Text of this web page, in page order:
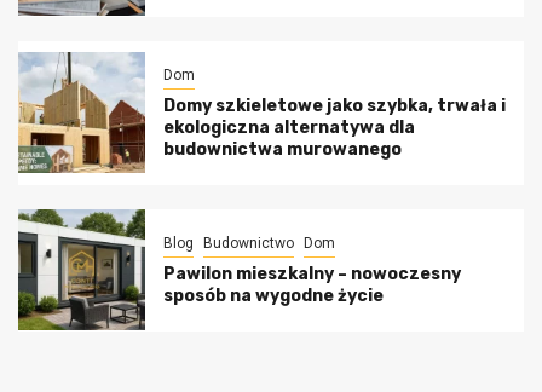
Dom
Domy szkieletowe jako szybka, trwała i
ekologiczna alternatywa dla
budownictwa murowanego
Blog Budownictwo Dom
Pawilon mieszkalny – nowoczesny
sposób na wygodne życie